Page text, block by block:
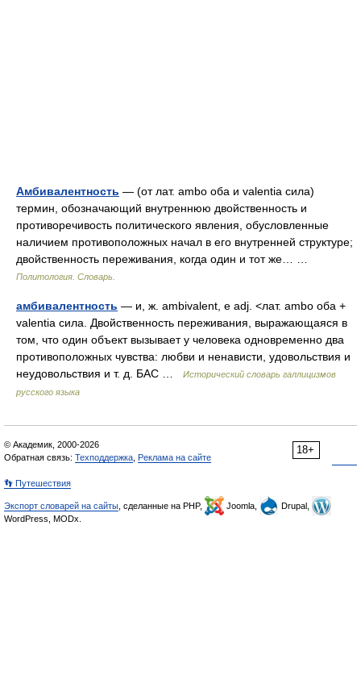
Амбивалентность — (от лат. ambo оба и valentia сила)
термин, обозначающий внутреннюю двойственность и
противоречивость политического явления, обусловленные
наличием противоположных начал в его внутренней структуре;
двойственность переживания, когда один и тот же… …
Политология. Словарь.
амбивалентность — и, ж. ambivalent, e adj. <лат. ambo оба +
valentia сила. Двойственность переживания, выражающаяся в
том, что один объект вызывает у человека одновременно два
противоположных чувства: любви и ненависти, удовольствия и
неудовольствия и т. д. БАС …
Исторический словарь галлицизмов
русского языка
18+
© Академик, 2000-2026
Обратная связь: Техподдержка Реклама на сайте
👣 Путешествия
Экспорт словарей на сайты , сделанные на PHP, Joomla,
Drupal,
WordPress, MODx.